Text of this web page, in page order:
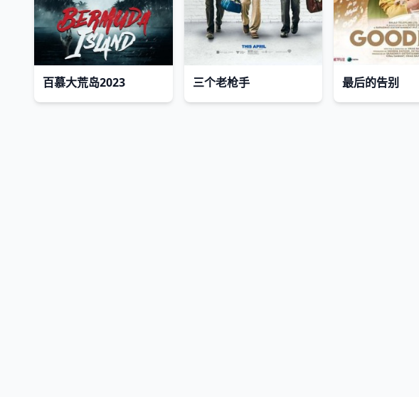
百慕大荒岛2023 三个老枪手 最后的告别